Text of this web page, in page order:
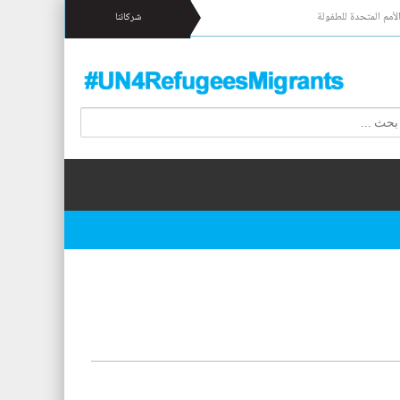
المتحدة للطفولة شركائنا